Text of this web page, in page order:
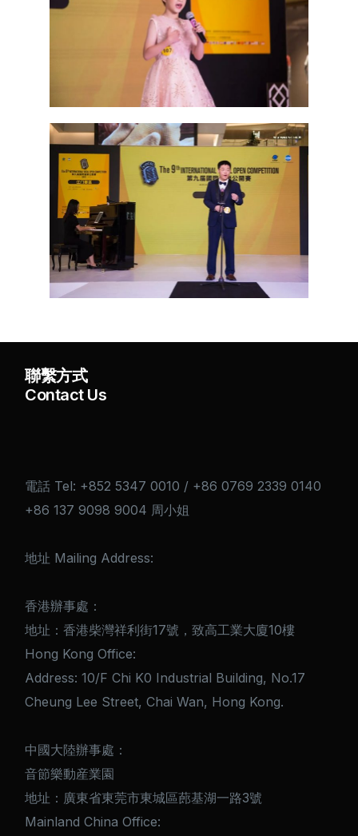
聯繫方式
Contact Us
電話 Tel: +852 5347 0010 / +86 0769 2339 0140
+86 137 9098 9004 周小姐
地址 Mailing Address:
香港辦事處：
地址：香港柴灣祥利街17號，致高工業大廈10樓
Hong Kong Office:
Address: 10/F Chi K0 Industrial Building, No.17
Cheung Lee Street, Chai Wan, Hong Kong.
中國大陸辦事處：
音節樂動産業園
地址：廣東省東莞市東城區蓢基湖一路3號
Mainland China Office: